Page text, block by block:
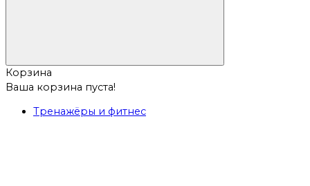
Корзина
Ваша корзина пуста!
Тренажёры и фитнес